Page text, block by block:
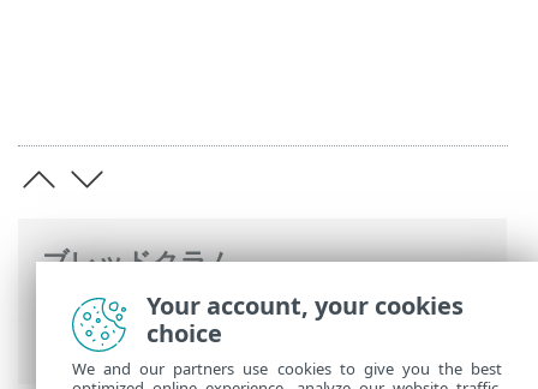
ブレッドクラム
ESETオンラインヘルプ>ESET Endpoint
Security >詳細設定
Your account, your cookies
choice
We and our partners use cookies to give you the best